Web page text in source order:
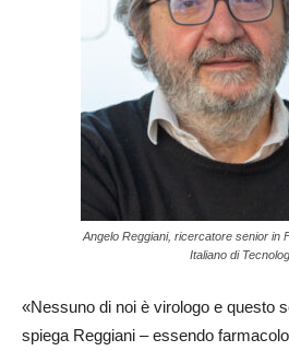
Angelo Reggiani, ricercatore senior in
Italiano di
«Nessuno di noi è virologo e questo
spiega Reggiani – essendo